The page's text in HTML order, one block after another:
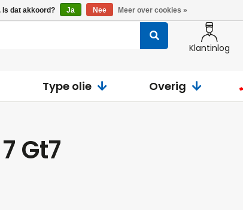
Klantinlog
Type olie Overig
Gt7
Is dat akkoord? Ja Nee Meer over cookies »